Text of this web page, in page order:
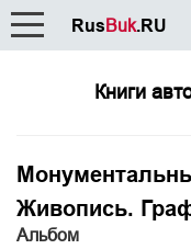
Книги
Живопись.
Альбом
RusBuk.RU